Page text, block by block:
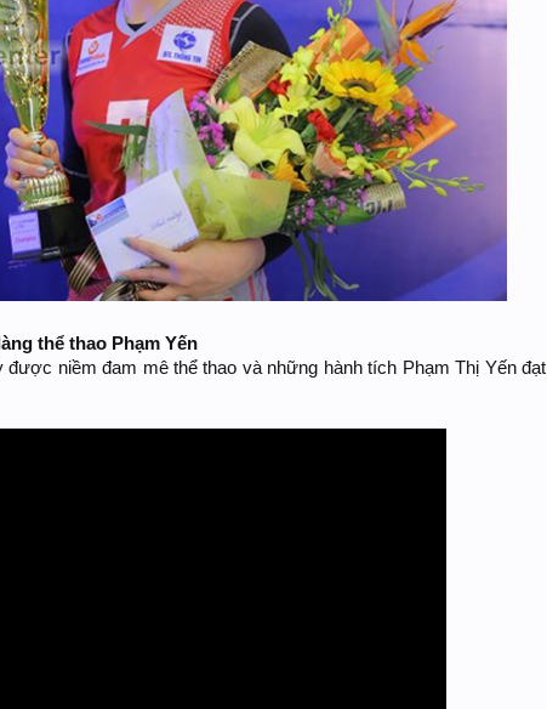
thể thao Phạm Yến
niềm đam mê thể thao và những hành tích Phạm Thị Yến đạt